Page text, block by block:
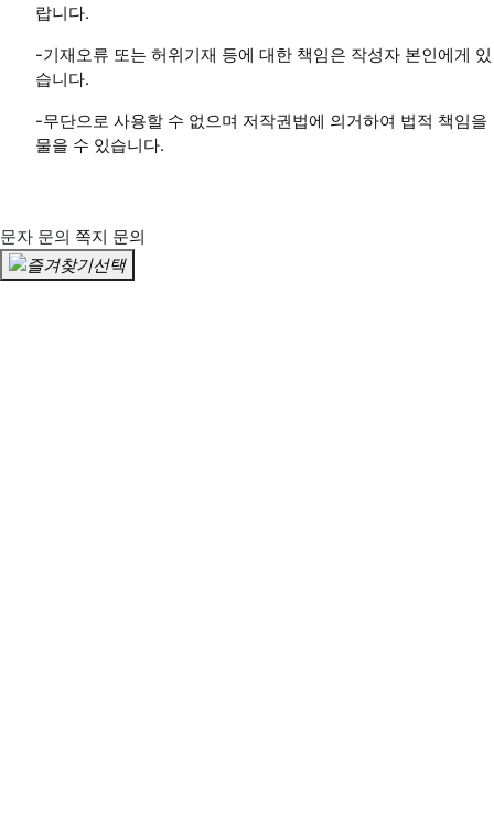
랍니다.
-기재오류 또는 허위기재 등에 대한 책임은 작성자 본인에게 있
습니다.
-무단으로 사용할 수 없으며 저작권법에 의거하여 법적 책임을
물을 수 있습니다.
문자 문의 쪽지 문의